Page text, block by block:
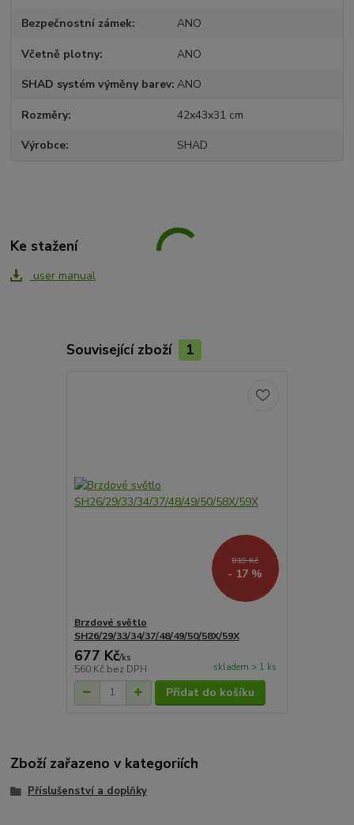
Bezpečnostní zámek ANO
Včetně plotny ANO
SHAD systém výměny barev ANO
Rozměry 42x43x31 cm
Výrobce SHAD
Ke stažení
user manual
Související zboží 1
819 Kč
- 17 %
Brzdové světlo
SH26/29/33/34/37/48/49/50/58X/59X
677 Kč/ks
560 Kč bez DPH skladem > 1 ks
Přidat do košíku
Zboží zařazeno v kategoriích
Příslušenství a doplňky